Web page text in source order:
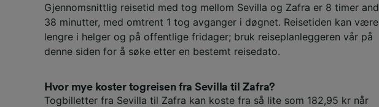
Gjennomsnittlig reisetid med tog mellom Sevilla og Zafra er 8 timer and
38 minutter, med omtrent 1 tog avganger i døgnet. Reisetiden kan være
lengre i helger og på offentlige fridager; bruk reiseplanleggeren vår på
denne siden for å søke etter en bestemt reisedato.
Hvor mye koster togreisen fra Sevilla til Zafra?
Togbilletter fra Sevilla til Zafra kan koste fra så lite som 182,95 kr når